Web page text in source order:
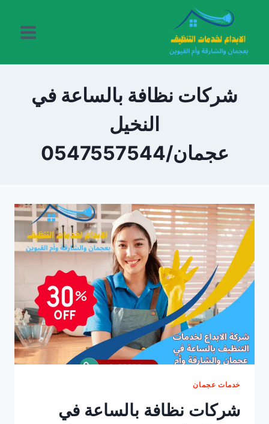
المحتوى
شركات نظافة بالساعة في
النخيل
عجمان/0547557544
خدمات عجمان
شركات نظافة بالساعة في